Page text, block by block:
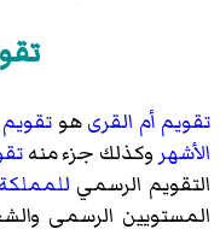
تقويم أم القرىهو
الأشهر وكذلك جزء منه
التقويم الرسمي
المستويين الرسمي